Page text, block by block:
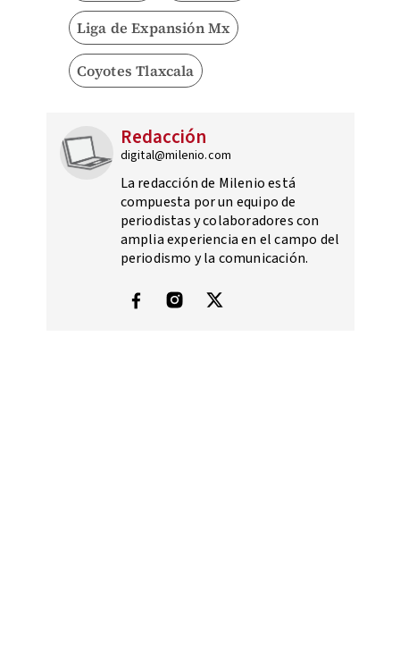
Liga de Expansión Mx
Coyotes Tlaxcala
Redacción
digital@milenio.com
La redacción de Milenio está
compuesta por un equipo de
periodistas y colaboradores con
amplia experiencia en el campo del
periodismo y la comunicación.